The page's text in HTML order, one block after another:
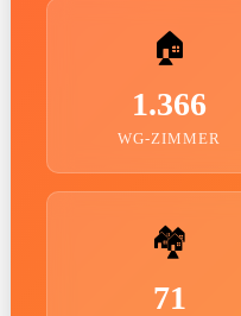
🏠
1.366
WG-ZIMMER
🏘️
71